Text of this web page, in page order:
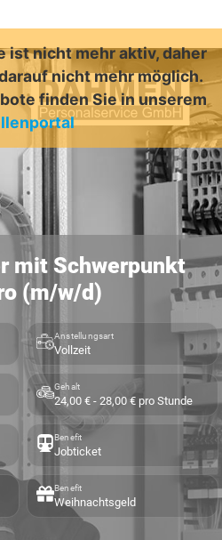
ist nicht mehr aktiv, daher
nicht mehr möglich.
finden Sie in unserem
mit Schwerpunkt
(m/w/d)
Anstellungsart
Vollzeit
Gehalt
24,00 € - 28,00 € pro Stunde
Benefit
Jobticket
Benefit
Weihnachtsgeld